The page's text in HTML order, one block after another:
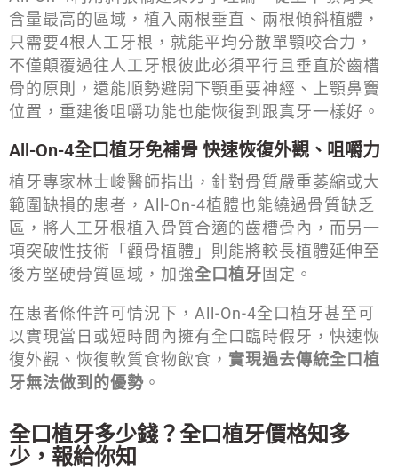
含量最高的區域，植入兩根垂直、兩根傾斜植體，
只需要4根人工牙根，就能平均分散單顎咬合力，
不僅顛覆過往人工牙根彼此必須平行且垂直於齒槽
骨的原則，還能順勢避開下顎重要神經、上顎鼻竇
位置，重建後咀嚼功能也能恢復到跟真牙一樣好。
All-On-4全口植牙免補骨 快速恢復外觀、咀嚼力
植牙專家林士峻醫師指出，針對骨質嚴重萎縮或大
範圍缺損的患者，All-On-4植體也能繞過骨質缺乏
區，將人工牙根植入骨質合適的齒槽骨內，而另一
項突破性技術「顴骨植體」則能將較長植體延伸至
後方堅硬骨質區域，加強全口植牙固定。
在患者條件許可情況下，All-On-4全口植牙甚至可
以實現當日或短時間內擁有全口臨時假牙，快速恢
復外觀、恢復軟質食物飲食， 實現過去傳統全口植
牙無法做到的優勢 。
全口植牙多少錢？全口植牙價格知多
少，報給你知